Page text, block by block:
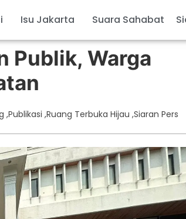
Isu Jakarta Suara Sahabat
Publik, Warga
,Publikasi ,Ruang Terbuka Hijau ,Siaran Pers